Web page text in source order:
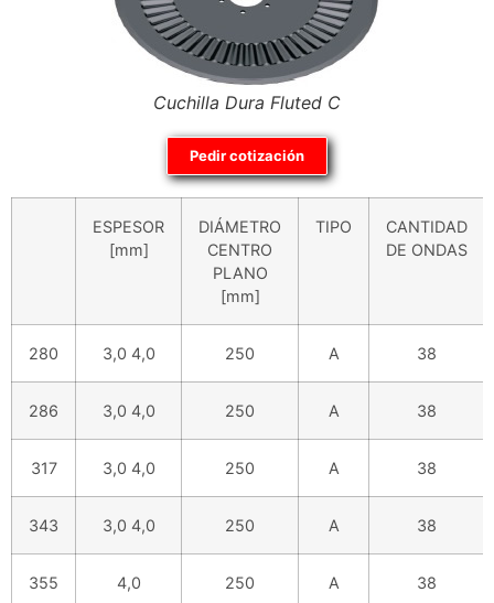
Cuchilla Dura Fluted С
Pedir cotización
ESPESOR
[mm]
DIÁMETRO
CENTRO
PLANO
[mm]
TIPO
CANTIDAD
DE ONDAS
280 3,0 4,0 250 A 38
286 3,0 4,0 250 A 38
317 3,0 4,0 250 A 38
343 3,0 4,0 250 A 38
355 4,0 250 A 38